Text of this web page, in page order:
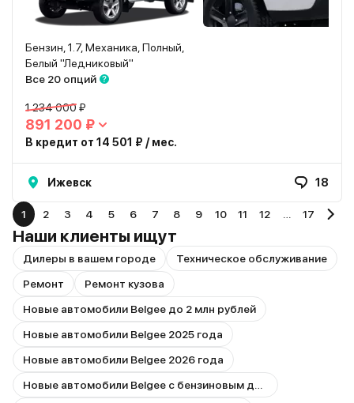
Бензин, 1.7, Механика, Полный,
Белый "Ледниковый"
Все 20 опций
1 234 000 ₽
891 200 ₽
В кредит от 14 501 ₽ / мес.
Ижевск 18
1 2 3 4 5 6 7 8 9 10 11 12 17
Наши клиенты ищут
Дилеры в вашем городе
Техническое обслуживание
Ремонт
Ремонт кузова
Новые автомобили Belgee до 2 млн рублей
Новые автомобили Belgee 2025 года
Новые автомобили Belgee 2026 года